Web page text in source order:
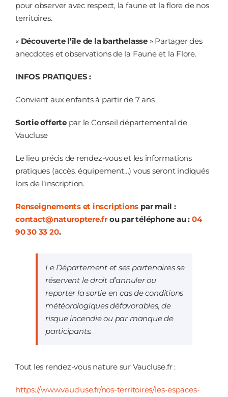
pour observer avec respect, la faune et la flore de nos
territoires.
« Découverte l’île de la barthelasse» Partager des
anecdotes et observations de la Faune et la Flore.
INFOS PRATIQUES :
Convient aux enfants à partir de 7 ans.
Sortie offertepar le Conseil départemental de
Vaucluse
Le lieu précis de rendez-vous et les informations
pratiques (accès, équipement…) vous seront indiqués
lors de l’inscription.
Renseignements et inscriptions par mail :
contact@naturoptere.fr ou par téléphone au : 04
90 30 33 20.
Le Département et ses partenaires se
réservent le droit d’annuler ou
reporter la sortie en cas de conditions
météorologiques défavorables, de
risque incendie ou par manque de
participants.
Tout les rendez-vous nature sur Vaucluse.fr :
https://www.vaucluse.fr/nos-territoires/les-espaces-